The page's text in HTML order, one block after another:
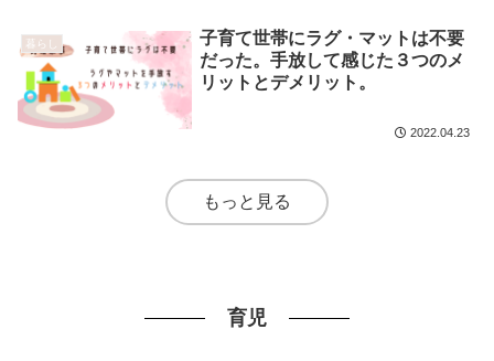
暮らし
子育て世帯にラグ・マットは不要
だった。手放して感じた３つのメ
リットとデメリット。
2022.04.23
もっと見る
育児